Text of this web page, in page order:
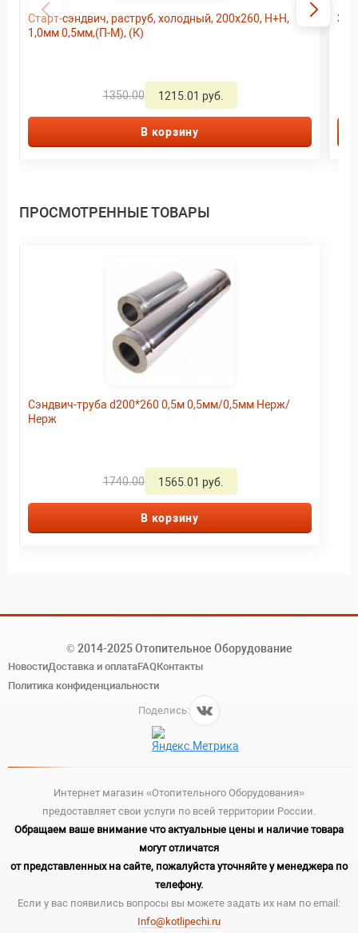
Старт-сэндвич, раструб, холодный, 200х260, Н+Н,
1,0мм 0,5мм,(П-М), (К)
1350.00 1215.01 руб.
В корзину
ПРОСМОТРЕННЫЕ ТОВАРЫ
Сэндвич-труба d200*260 0,5м 0,5мм/0,5мм Нерж/
Нерж
1740.00 1565.01 руб.
В корзину
© 2014-2025 Отопительное Оборудование
НовостиДоставка и оплатаFAQКонтакты
Политика конфиденциальности
Поделись:
Интернет магазин «Отопительного Оборудования»
предоставляет свои услуги по всей территории России.
Обращаем ваше внимание что актуальные цены и наличие товара
могут отличатся
от представленных на сайте, пожалуйста уточняйте у менеджера по
телефону.
Если у вас появились вопросы вы можете задать их нам по email:
Info@kotlipechi.ru